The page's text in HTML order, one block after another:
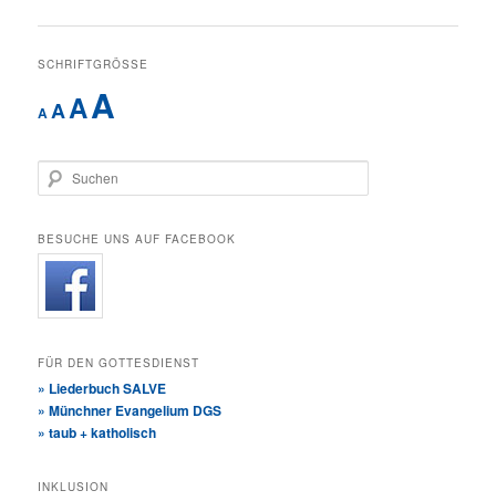
SCHRIFTGRÖSSE
AAAA
Suchen
BESUCHE UNS AUF FACEBOOK
FÜR DEN GOTTESDIENST
» Liederbuch SALVE
» Münchner Evangelium DGS
» taub + katholisch
INKLUSION